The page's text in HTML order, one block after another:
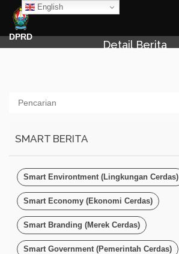
English
DPRD
Detail Berita
SMART BERITA
Smart Environtment (Lingkungan Cerdas)
Smart Economy (Ekonomi Cerdas)
Smart Branding (Merek Cerdas)
Smart Government (Pemerintah Cerdas)